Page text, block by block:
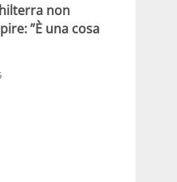
non
”È una cosa